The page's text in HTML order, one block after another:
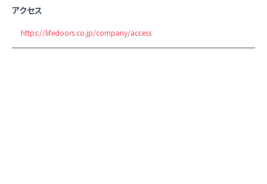
アクセス
https://lifedoors.co.jp/company/access